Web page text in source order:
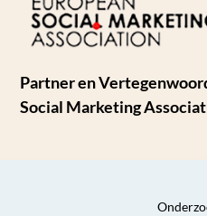
Partner en
Social Marketing